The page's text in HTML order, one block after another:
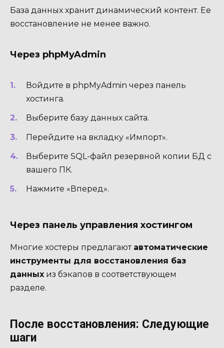
База данных хранит динамический контент. Ее
восстановление не менее важно.
Через phpMyAdmin
Войдите в phpMyAdmin через панель
хостинга.
Выберите базу данных сайта.
Перейдите на вкладку «Импорт».
Выберите SQL-файл резервной копии БД с
вашего ПК.
Нажмите «Вперед».
Через панель управления хостингом
Многие хостеры предлагают автоматические
инструменты для восстановления баз
данных из бэкапов в соответствующем
разделе.
После восстановления: Следующие
шаги